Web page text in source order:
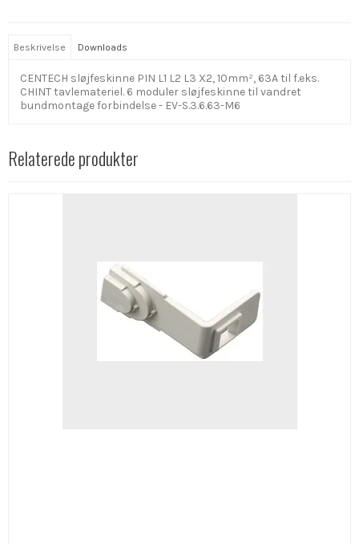
Beskrivelse Downloads
CENTECH sløjfeskinne PIN L1 L2 L3 X2, 10mm², 63A til f.eks.
CHINT tavlemateriel. 6 moduler sløjfeskinne til vandret
bundmontage forbindelse - EV-S.3.6.63-M6
Relaterede produkter